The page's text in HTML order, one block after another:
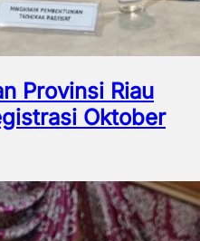
Provinsi Riau
Oktober